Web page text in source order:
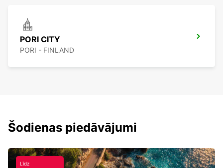
PORI CITY
PORI - FINLAND
Šodienas piedāvājumi
Līdz